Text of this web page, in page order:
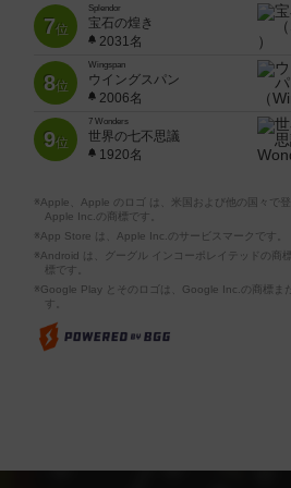
7位
Splendor
宝石の煌き
2031名
8位
Wingspan
ウイングスパン
2006名
9位
7 Wonders
世界の七不思議
1920名
※Apple、Apple のロゴ は、米国および他の国々で登
Apple Inc.の商標です。
※App Store は、Apple Inc.のサービスマークです。
※Android は、グーグル インコーポレイテッドの商
標です。
※Google Play とそのロゴは、Google Inc.の商標ま
す。